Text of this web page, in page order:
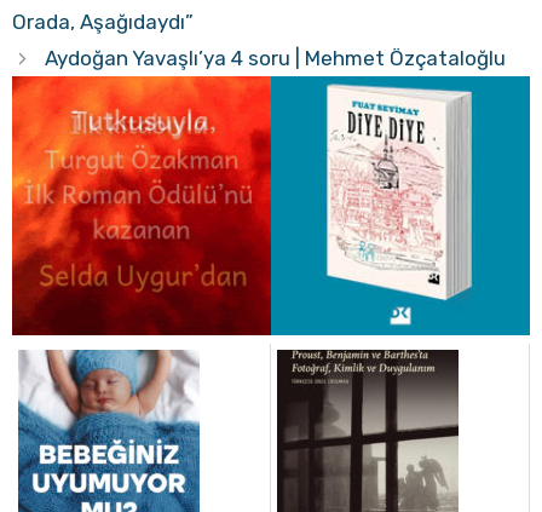
Orada, Aşağıdaydı”
Aydoğan Yavaşlı’ya 4 soru | Mehmet Özçataloğlu